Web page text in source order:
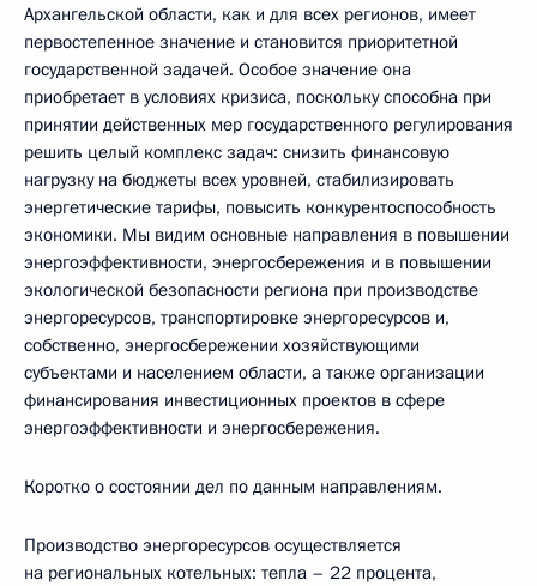
Архангельской области, как и для всех регионов, имеет
первостепенное значение и становится приоритетной
государственной задачей. Особое значение она
приобретает в условиях кризиса, поскольку способна при
принятии действенных мер государственного регулирования
решить целый комплекс задач: снизить финансовую
нагрузку на бюджеты всех уровней, стабилизировать
энергетические тарифы, повысить конкурентоспособность
экономики. Мы видим основные направления в повышении
энергоэффективности, энергосбережения и в повышении
экологической безопасности региона при производстве
энергоресурсов, транспортировке энергоресурсов и,
собственно, энергосбережении хозяйствующими
субъектами и населением области, а также организации
финансирования инвестиционных проектов в сфере
энергоэффективности и энергосбережения.
Коротко о состоянии дел по данным направлениям.
Производство энергоресурсов осуществляется
на региональных котельных: тепла – 22 процента,